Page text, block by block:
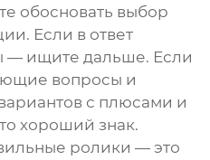
обосновать выбор
Если в ответ
— ищите дальше. Если
вопросы и
с плюсами и
хороший знак.
ролики — это